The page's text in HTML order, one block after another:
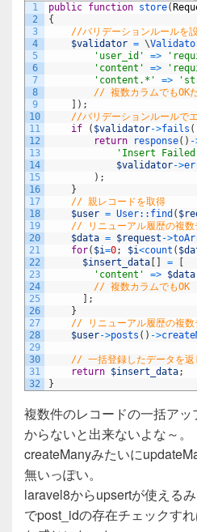
1
2
3
4
5
6
7
8
9
10
11
12
13
14
15
16
17
18
19
20
21
22
23
24
25
26
27
28
29
30
31
32
public function store(
{
//バリデーションルールを
$validator = \
'user_id'
=>
'content'
=>
'content.*'
=>
// 複数カラムでもOK
] ) ;
//バリデーションルールで
if
( $validator->fails (
return
response( ) -
'Insert
$validator->
) ;
}
// 親レコードを取得
$user = User:: find (
// リニューアル履歴の複数
$data = $request ->
for( $i=0; $i<count (
$insert_data [ ] =
[
'content'
=> $data
// 複数カラムでもOK
] ;
}
// リニューアル履歴の複数
$user->posts ( ) ->
// 一括登録したデータを返
return $insert_data;
}
複数件のレコードの一括ア
からないと出来ないよな～。
createManyみたいに
無いっぽい。
laravel8からupsertが使える
でpost_idの存在チェックす